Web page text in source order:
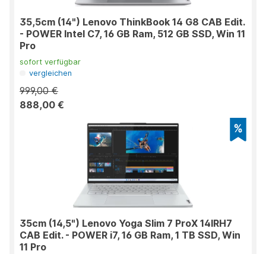
35,5cm (14") Lenovo ThinkBook 14 G8 CAB Edit.
- POWER Intel C7, 16 GB Ram, 512 GB SSD, Win 11
Pro
sofort verfügbar
vergleichen
999,00 €
888,00 €
35cm (14,5") Lenovo Yoga Slim 7 ProX 14IRH7
CAB Edit. - POWER i7, 16 GB Ram, 1 TB SSD, Win
11 Pro